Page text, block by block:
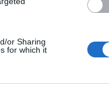
or Sharing
for which it